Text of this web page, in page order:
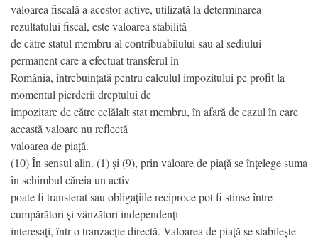
valoarea fiscală a acestor active, utilizată la determinarea
rezultatului fiscal, este valoarea stabilită
de către statul membru al contribuabilului sau al sediului
permanent care a efectuat transferul în
România, întrebuințată pentru calculul impozitului pe profit la
momentul pierderii dreptului de
impozitare de către celălalt stat membru, în afară de cazul în care
această valoare nu reflectă
valoarea de piață.
(10) În sensul alin. (1) și (9), prin valoare de piață se înțelege suma
în schimbul căreia un activ
poate fi transferat sau obligațiile reciproce pot fi stinse între
cumpărători și vânzători independenți
interesați, într-o tranzacție directă. Valoarea de piață se stabilește